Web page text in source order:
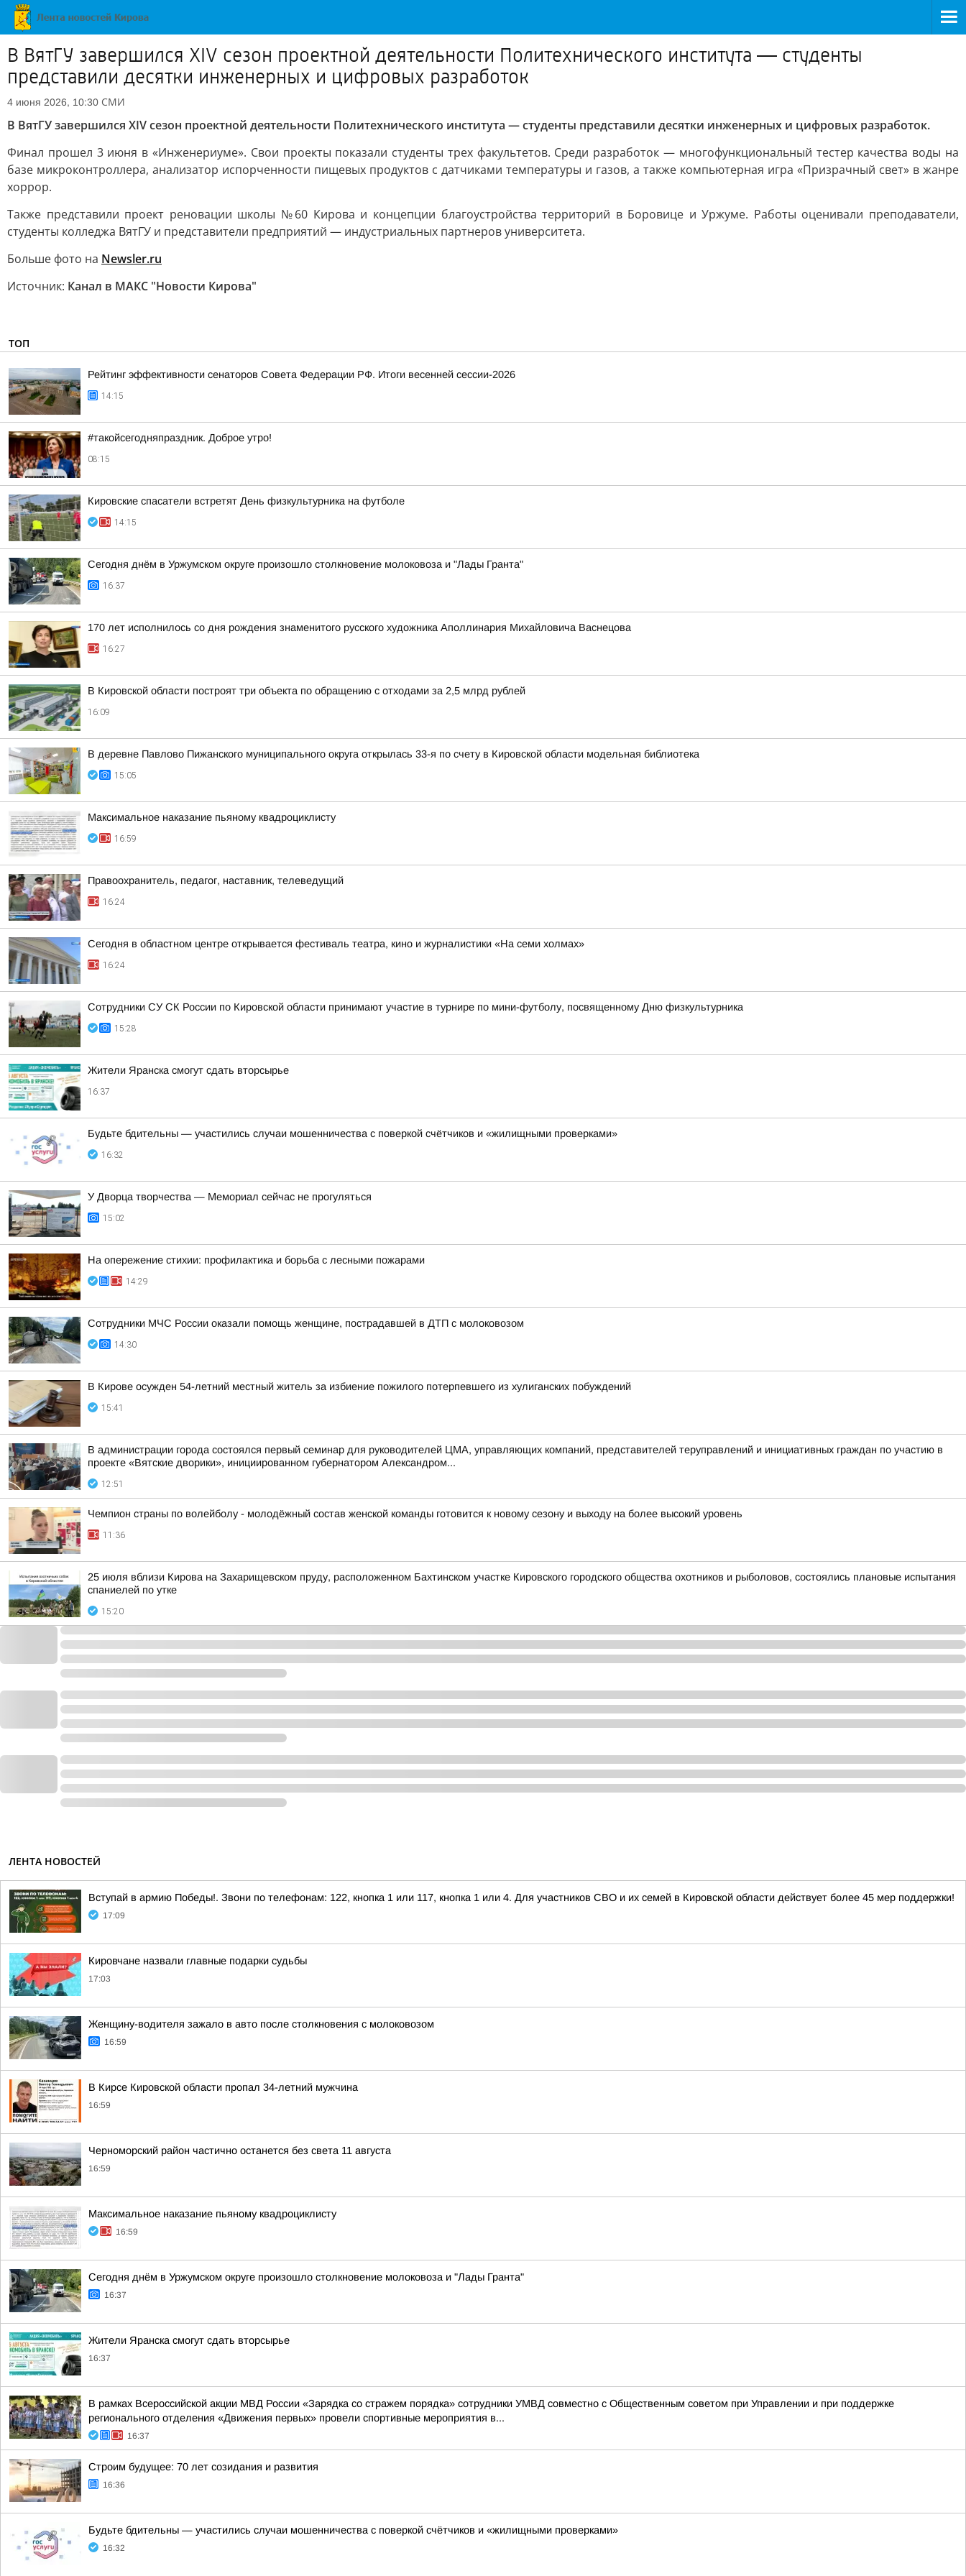
В ВятГУ завершился XIV сезон проектной деятельности Политехнического института — студенты
представили десятки инженерных и цифровых разработок
4 июня 2026, 10:30 СМИ
В ВятГУ завершился XIV сезон проектной деятельности Политехнического института — студенты представили десятки инженерных и цифровых разработок.
Финал прошел 3 июня в «Инженериуме». Свои проекты показали студенты трех факультетов. Среди разработок — многофункциональный тестер качества воды на
базе микроконтроллера, анализатор испорченности пищевых продуктов с датчиками температуры и газов, а также компьютерная игра «Призрачный свет» в жанре
хоррор.
Также представили проект реновации школы №60 Кирова и концепции благоустройства территорий в Боровице и Уржуме. Работы оценивали преподаватели,
студенты колледжа ВятГУ и представители предприятий — индустриальных партнеров университета.
Больше фото на Newsler.ru
Источник: Канал в МАКС "Новости Кирова"
ТОП
Рейтинг эффективности сенаторов Совета Федерации РФ. Итоги весенней сессии-2026
14:15
#такойсегодняпраздник. Доброе утро!
08:15
Кировские спасатели встретят День физкультурника на футболе
14:15
Сегодня днём в Уржумском округе произошло столкновение молоковоза и "Лады Гранта"
16:37
170 лет исполнилось со дня рождения знаменитого русского художника Аполлинария Михайловича Васнецова
16:27
В Кировской области построят три объекта по обращению с отходами за 2,5 млрд рублей
16:09
В деревне Павлово Пижанского муниципального округа открылась 33-я по счету в Кировской области модельная библиотека
15:05
Максимальное наказание пьяному квадроциклисту
16:59
Правоохранитель, педагог, наставник, телеведущий
16:24
Сегодня в областном центре открывается фестиваль театра, кино и журналистики «На семи холмах»
16:24
Сотрудники СУ СК России по Кировской области принимают участие в турнире по мини-футболу, посвященному Дню физкультурника
15:28
Жители Яранска смогут сдать вторсырье
16:37
Будьте бдительны — участились случаи мошенничества с поверкой счётчиков и «жилищными проверками»
16:32
У Дворца творчества — Мемориал сейчас не прогуляться
15:02
На опережение стихии: профилактика и борьба с лесными пожарами
14:29
Сотрудники МЧС России оказали помощь женщине, пострадавшей в ДТП с молоковозом
14:30
В Кирове осужден 54-летний местный житель за избиение пожилого потерпевшего из хулиганских побуждений
15:41
В администрации города состоялся первый семинар для руководителей ЦМА, управляющих компаний, представителей теруправлений и инициативных граждан по участию в
проекте «Вятские дворики», инициированном губернатором Александром...
12:51
Чемпион страны по волейболу - молодёжный состав женской команды готовится к новому сезону и выходу на более высокий уровень
11:36
25 июля вблизи Кирова на Захарищевском пруду, расположенном Бахтинском участке Кировского городского общества охотников и рыболовов, состоялись плановые испытания
спаниелей по утке
15:20
ЛЕНТА НОВОСТЕЙ
Вступай в армию Победы!. Звони по телефонам: 122, кнопка 1 или 117, кнопка 1 или 4. Для участников СВО и их семей в Кировской области действует более 45 мер поддержки!
17:09
Кировчане назвали главные подарки судьбы
17:03
Женщину-водителя зажало в авто после столкновения с молоковозом
16:59
В Кирсе Кировской области пропал 34-летний мужчина
16:59
Черноморский район частично останется без света 11 августа
16:59
Максимальное наказание пьяному квадроциклисту
16:59
Сегодня днём в Уржумском округе произошло столкновение молоковоза и "Лады Гранта"
16:37
Жители Яранска смогут сдать вторсырье
16:37
В рамках Всероссийской акции МВД России «Зарядка со стражем порядка» сотрудники УМВД совместно с Общественным советом при Управлении и при поддержке
регионального отделения «Движения первых» провели спортивные мероприятия в...
16:37
Строим будущее: 70 лет созидания и развития
16:36
Будьте бдительны — участились случаи мошенничества с поверкой счётчиков и «жилищными проверками»
16:32